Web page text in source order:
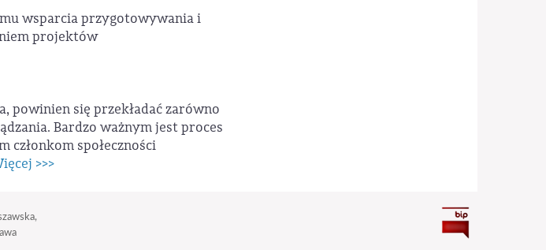
wsparcia przygotowywania i
projektów
powinien się przekładać zarówno
Bardzo ważnym jest proces
społeczności
>>>